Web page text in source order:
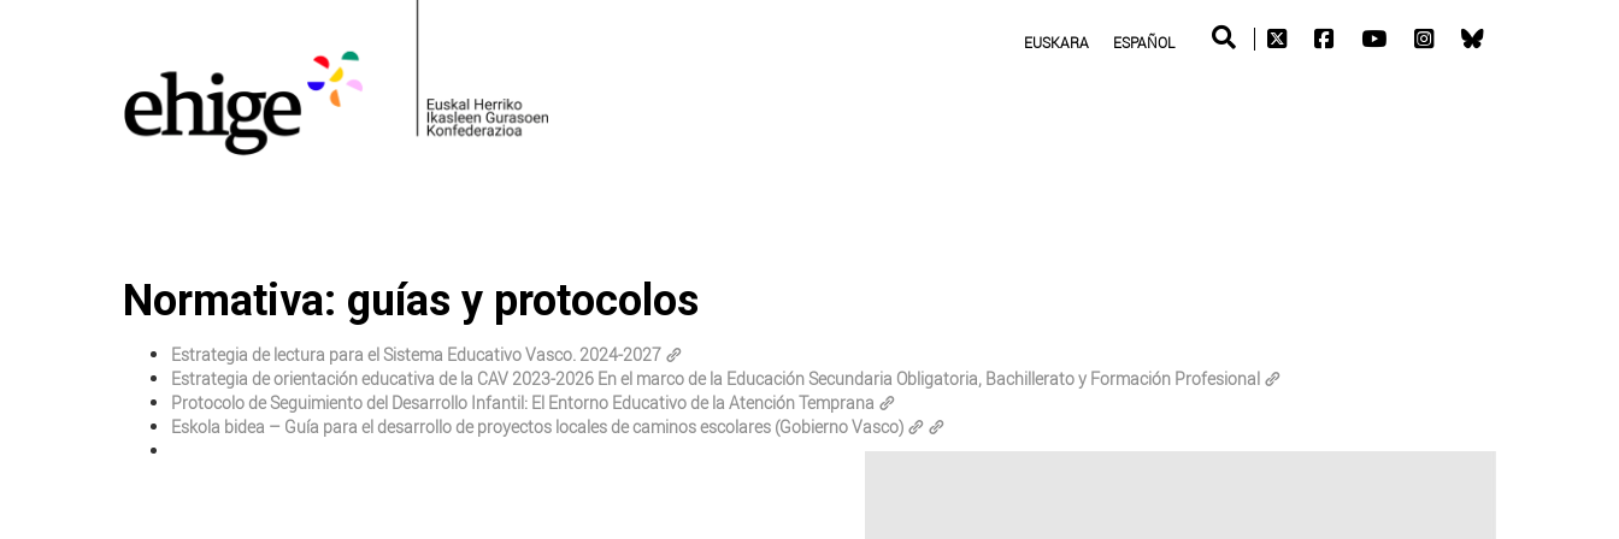
EUSKARA ESPAÑOL
Normativa: guías y protocolos
Estrategia de lectura para el Sistema Educativo Vasco. 2024-2027
Estrategia de orientación educativa de la CAV 2023-2026 En el marco de la Educación Secundaria Obligatoria, Bachillerato y Formación Profesional
Protocolo de Seguimiento del Desarrollo Infantil: El Entorno Educativo de la Atención Temprana
Eskola bidea – Guía para el desarrollo de proyectos locales de caminos escolares (Gobierno Vasco)